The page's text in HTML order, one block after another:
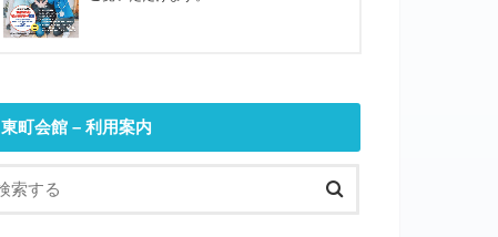
東町会館 – 利用案内